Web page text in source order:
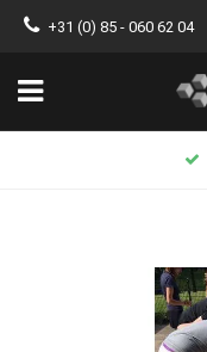
+31 (0) 85 - 060 62 04